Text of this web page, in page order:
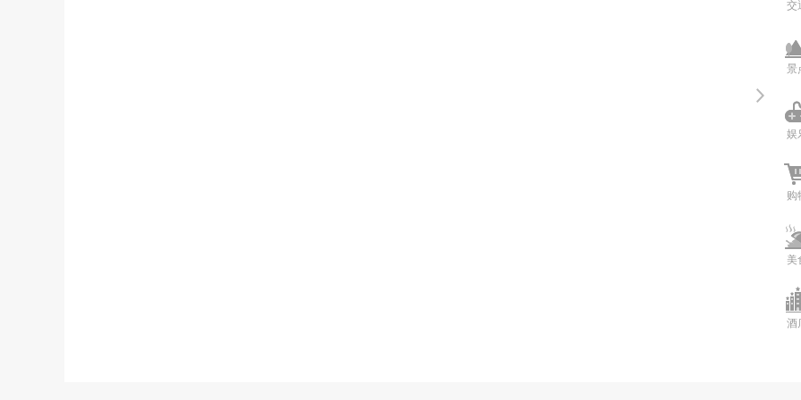
交
景
娱
购
美
酒